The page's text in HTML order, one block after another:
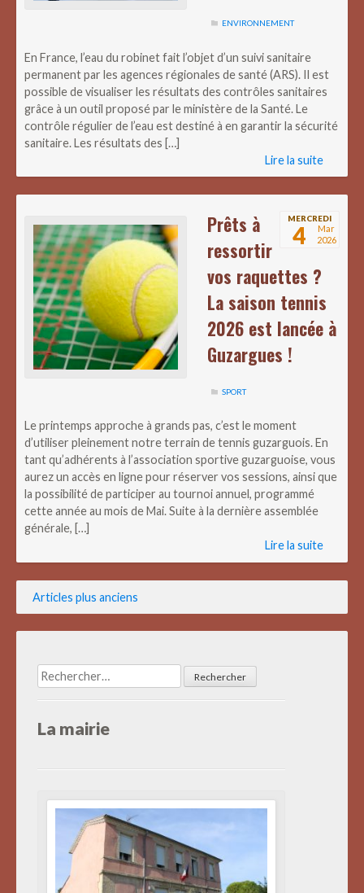
ENVIRONNEMENT
En France, l’eau du robinet fait l’objet d’un suivi sanitaire
permanent par les agences régionales de santé (ARS). Il est
possible de visualiser les résultats des contrôles sanitaires
grâce à un outil proposé par le ministère de la Santé. Le
contrôle régulier de l’eau est destiné à en garantir la sécurité
sanitaire. Les résultats des […]
Lire la suite
MERCREDI
4
Mar
2026
Prêts à
ressortir
vos raquettes ?
La saison tennis
2026 est lancée à
Guzargues !
SPORT
Le printemps approche à grands pas, c’est le moment
d’utiliser pleinement notre terrain de tennis guzarguois. En
tant qu’adhérents à l’association sportive guzarguoise, vous
aurez un accès en ligne pour réserver vos sessions, ainsi que
la possibilité de participer au tournoi annuel, programmé
cette année au mois de Mai. Suite à la dernière assemblée
générale, […]
Lire la suite
Navigation
des
Articles plus anciens
Rechercher :
La mairie